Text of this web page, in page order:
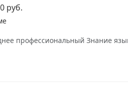
руб.
профессиональный Знание